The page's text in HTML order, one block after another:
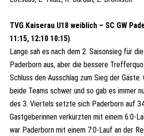
TVG Kaiserau U18 weiblich – SC GW
11:15, 12:10 10:15).
Lange sah es nach dem 2. Saisonsieg für
Paderborn aus, aber die bessere
Schluss den Ausschlag zum Sieg der
beide Teams schwer und so gab es immer
des 3. Viertels setzte sich Paderborn auf
Gastgeberinnen verkürzten mit einem 6:0-
war Paderborn mit einem 7:0-Lauf an der